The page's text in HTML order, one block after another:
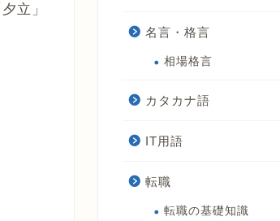
立」
名言・格言
相場格言
カタカナ語
IT用語
転職
転職の基礎知識